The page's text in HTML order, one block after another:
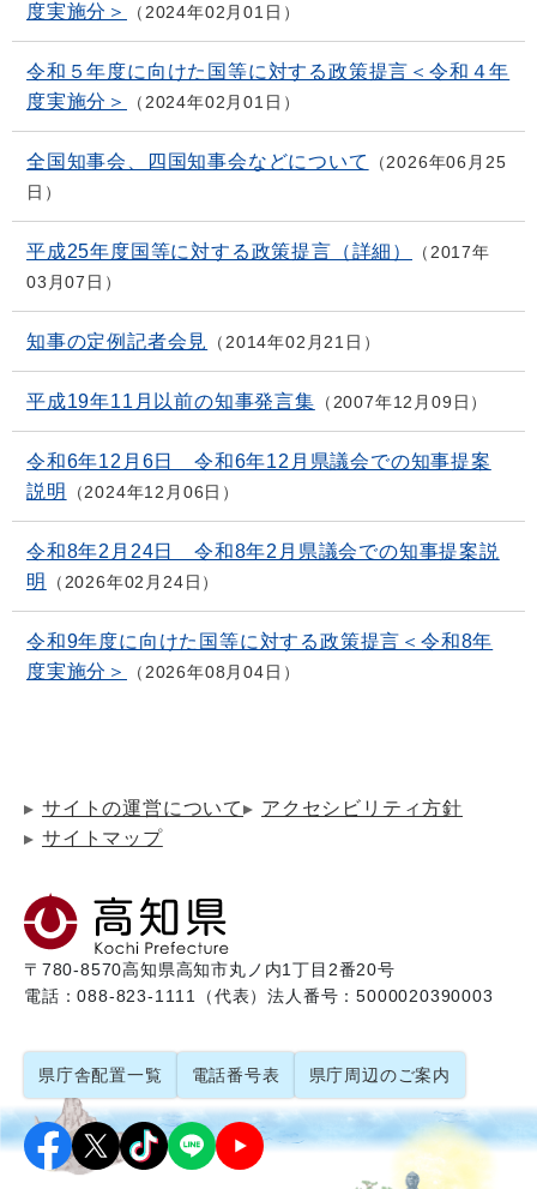
度実施分＞
2024年02月01日
令和５年度に向けた国等に対する政策提言＜令和４年
度実施分＞
2024年02月01日
全国知事会、四国知事会などについて
2026年06月25
日
平成25年度国等に対する政策提言（詳細）
2017年
03月07日
知事の定例記者会見 2014年02月21日
平成19年11月以前の知事発言集 2007年12月09日
令和6年12月6日 令和6年12月県議会での知事提案
説明
2024年12月06日
令和8年2月24日 令和8年2月県議会での知事提案説
明
2026年02月24日
令和9年度に向けた国等に対する政策提言＜令和8年
度実施分＞
2026年08月04日
サイトの運営について
アクセシビリティ方針
サイトマップ
〒780-8570高知県高知市丸ノ内1丁目2番20号
電話：088-823-1111（代表）法人番号：5000020390003
県庁舎配置一覧 電話番号表 県庁周辺のご案内